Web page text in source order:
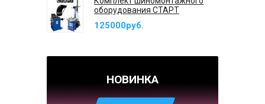
оборудования СТАРТ
125000руб.
НОВИНКА